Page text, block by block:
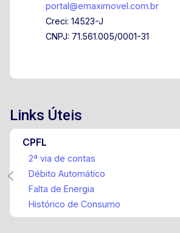
portal@emaximovel.com.br
Creci: 14523-J
CNPJ: 71.561.005/0001-31
Links Úteis
CPFL
2ª via de contas
Débito Automático
Falta de Energia
Histórico de Consumo